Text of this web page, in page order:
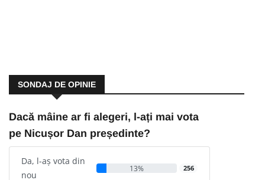
SONDAJ DE OPINIE
Dacă mâine ar fi alegeri, l-ați mai vota
pe Nicușor Dan președinte?
Da, l-aș vota din
nou
13% 256